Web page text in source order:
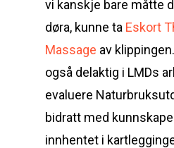
vi kanskje bare måtte
døra, kunne ta Eskort
Massage av
også delaktig i LMDs
evaluere
bidratt med
innhentet i